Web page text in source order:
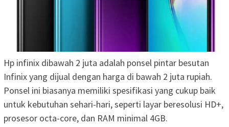
Hp infinix dibawah 2 juta adalah ponsel pintar besutan
Infinix yang dijual dengan harga di bawah 2 juta rupiah.
Ponsel ini biasanya memiliki spesifikasi yang cukup baik
untuk kebutuhan sehari-hari, seperti layar beresolusi HD+,
prosesor octa-core, dan RAM minimal 4GB.